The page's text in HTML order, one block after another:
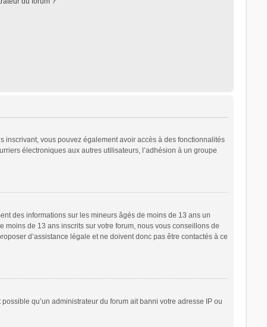
inscrivant, vous pouvez également avoir accès à des fonctionnalités
électroniques aux autres utilisateurs, l’adhésion à un groupe
des informations sur les mineurs âgés de moins de 13 ans un
de 13 ans inscrits sur votre forum, nous vous conseillons de
d’assistance légale et ne doivent donc pas être contactés à ce
qu’un administrateur du forum ait banni votre adresse IP ou